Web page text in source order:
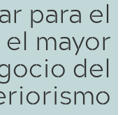
para el
mayor
del